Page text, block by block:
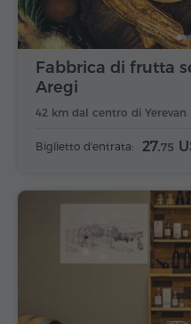
42 km dal centro di Yerevan
Fabbrica di frutta
Aregi
Biglietto d'entrata: 27.75